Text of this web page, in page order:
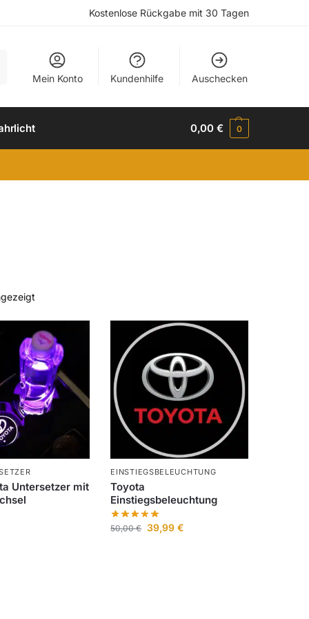
Kostenlose Rückgabe mit 30 Tagen
Mein Konto Kundenhilfe Auschecken
0,00€ 0
Untersetzer mit
EINSTIEGSBELEUCHTUNG
Toyota
Einstiegsbeleuchtung
50,00€ 39,99€